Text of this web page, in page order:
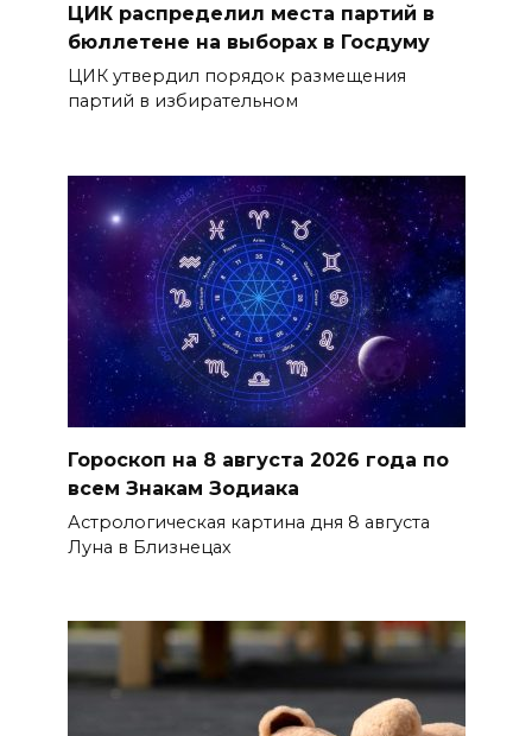
ЦИК распределил места партий в
бюллетене на выборах в Госдуму
ЦИК утвердил порядок размещения
партий в избирательном
Гороскоп на 8 августа 2026 года по
всем Знакам Зодиака
Астрологическая картина дня 8 августа
Луна в Близнецах